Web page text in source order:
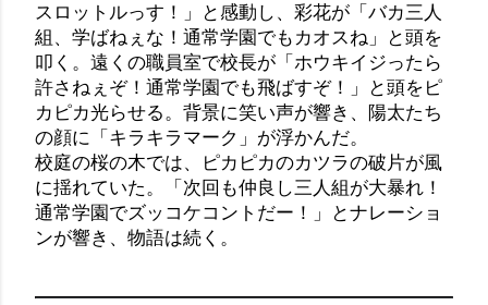
スロットルっす！」と感動し、彩花が「バカ三人
組、学ばねぇな！通常学園でもカオスね」と頭を
叩く。遠くの職員室で校長が「ホウキイジったら
許さねぇぞ！通常学園でも飛ばすぞ！」と頭をピ
カピカ光らせる。背景に笑い声が響き、陽太たち
の顔に「キラキラマーク」が浮かんだ。
校庭の桜の木では、ピカピカのカツラの破片が風
に揺れていた。「次回も仲良し三人組が大暴れ！
通常学園でズッコケコントだー！」とナレーショ
ンが響き、物語は続く。